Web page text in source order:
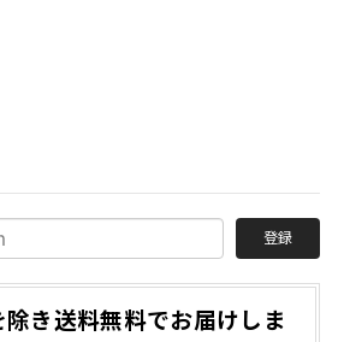
登録
き送料無料でお届けしま
あるインテリアにできたらと思って
電気暖炉をご購入頂きまして誠
けましたこと、大変嬉しく存じ
し上げます。